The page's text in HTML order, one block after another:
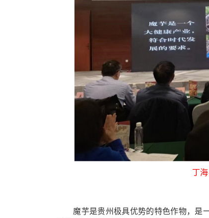
丁
魔芋是贵州极具优势的特色作物，是一